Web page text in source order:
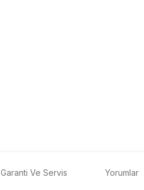
Garanti Ve Servis Yorumlar